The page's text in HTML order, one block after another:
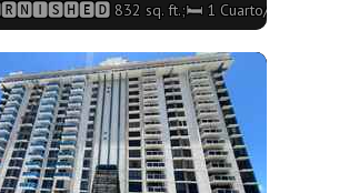
832 sq. ft.;🛏 1 Cuarto/🛁2 Baños